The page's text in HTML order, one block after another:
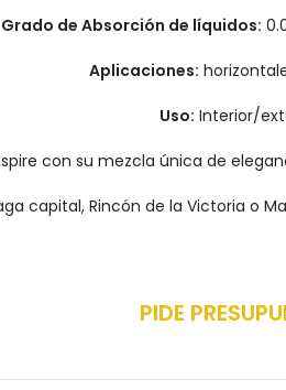
Grado de Absorción de líquidos:
Aplicaciones:
Uso: Interior/
con su mezcla única de
capital, Rincón de la Victoria o
PIDE